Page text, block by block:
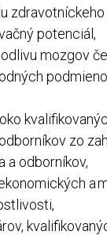
potenciál,
mozgov
zo
a odborníkov,
a